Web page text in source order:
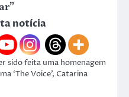
notícia
sido feita uma homenagem
‘The Voice’, Catarina